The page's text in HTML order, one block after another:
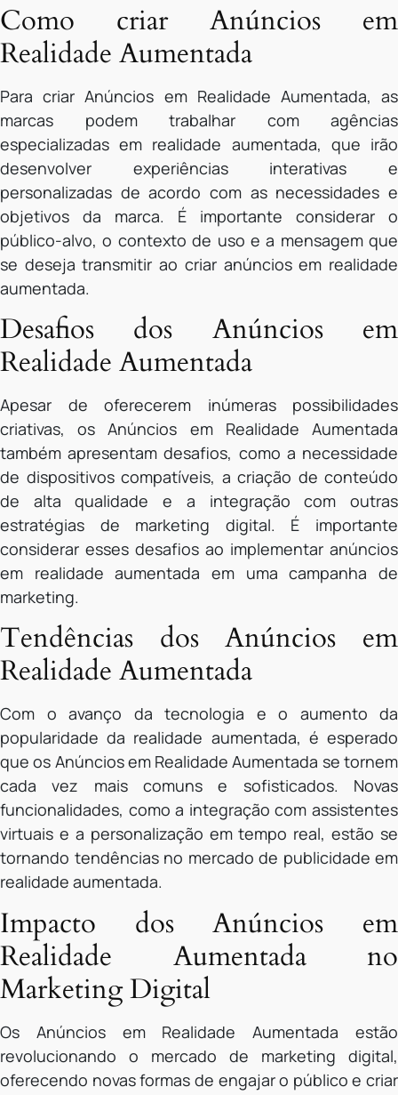
Como criar Anúncios em
Realidade Aumentada
Para criar Anúncios em Realidade Aumentada, as
marcas podem trabalhar com agências
especializadas em realidade aumentada, que irão
desenvolver experiências interativas e
personalizadas de acordo com as necessidades e
objetivos da marca. É importante considerar o
público-alvo, o contexto de uso e a mensagem que
se deseja transmitir ao criar anúncios em realidade
aumentada.
Desafios dos Anúncios em
Realidade Aumentada
Apesar de oferecerem inúmeras possibilidades
criativas, os Anúncios em Realidade Aumentada
também apresentam desafios, como a necessidade
de dispositivos compatíveis, a criação de conteúdo
de alta qualidade e a integração com outras
estratégias de marketing digital. É importante
considerar esses desafios ao implementar anúncios
em realidade aumentada em uma campanha de
marketing.
Tendências dos Anúncios em
Realidade Aumentada
Com o avanço da tecnologia e o aumento da
popularidade da realidade aumentada, é esperado
que os Anúncios em Realidade Aumentada se tornem
cada vez mais comuns e sofisticados. Novas
funcionalidades, como a integração com assistentes
virtuais e a personalização em tempo real, estão se
tornando tendências no mercado de publicidade em
realidade aumentada.
Impacto dos Anúncios em
Realidade Aumentada no
Marketing Digital
Os Anúncios em Realidade Aumentada estão
revolucionando o mercado de marketing digital,
oferecendo novas formas de engajar o público e criar